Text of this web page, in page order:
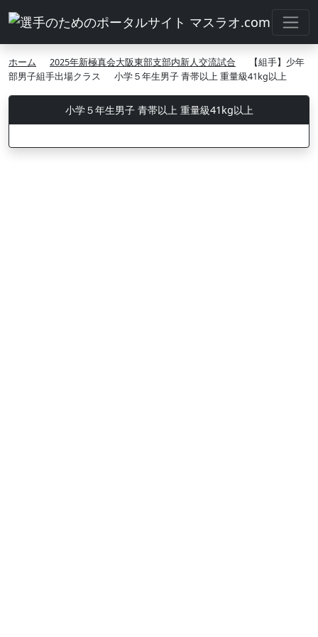
ホーム 2025年新極真会大阪東部支部内新人交流試合
【組手】少年
部男子組手出場クラス
小学５年生男子 青帯以上 重量級41kg以上
小学５年生男子 青帯以上 重量級41kg以上